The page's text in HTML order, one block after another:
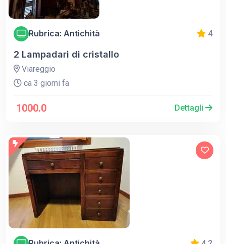
Rubrica: Antichità 4
2 Lampadari di cristallo
Viareggio
ca 3 giorni fa
1000.0 Dettagli